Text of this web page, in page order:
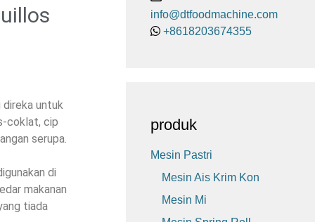
direka untuk
coklat, cip
serupa.
di
makanan
tiada
info@dtfoodmachine.com
+8618203674355
produk
Mesin Pastri
Mesin Ais Krim Kon
Mesin Mi